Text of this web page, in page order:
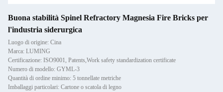
Buona stabilità Spinel Refractory Magnesia Fire Bricks per
l'industria siderurgica
Luogo di origine: Cina
Marca: LUMING
Certificazione: ISO9001, Patents,Work safety standardization certificate
Numero di modello: GYML-3
Quantità di ordine minimo: 5 tonnellate metriche
Imballaggi particolari: Cartone o scatola di legno